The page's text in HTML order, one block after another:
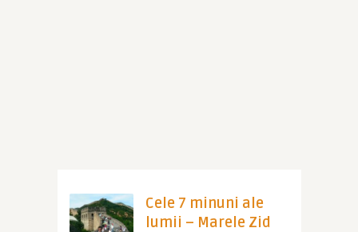
Cele 7 minuni ale
lumii – Marele Zid